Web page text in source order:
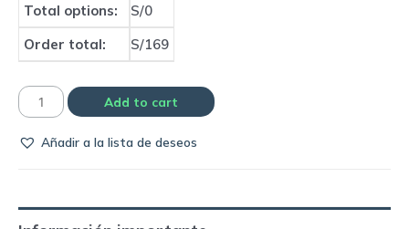
Total options:
S/0
Order total:
S/169
Camiseta
de
home
Add to cart
Añadir a la lista de deseos